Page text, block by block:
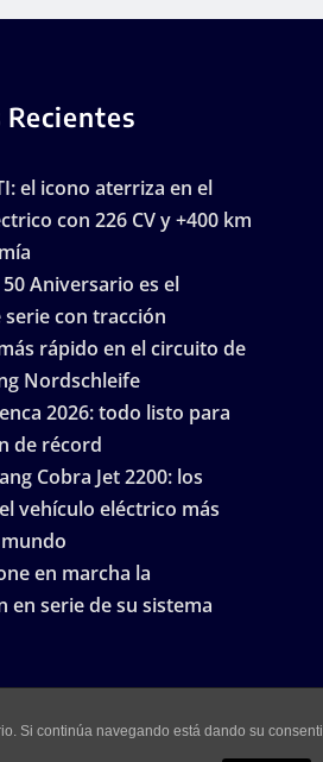
el icono aterriza en el
con 226 CV y +400 km
50 Aniversario es el
con tracción
rápido en el circuito de
Nordschleife
2026: todo listo para
de récord
Cobra Jet 2200: los
vehículo eléctrico más
en marcha la
en serie de su sistema
Si continúa navegando está dando su